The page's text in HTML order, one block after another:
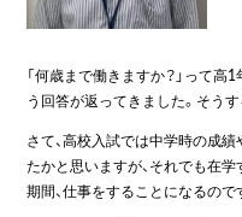
「何歳まで働きますか？」って
う回答が返ってきました。そう
さて、高校入試では中学時の成
たかと思いますが、それでも在
期間、仕事をすることになるので